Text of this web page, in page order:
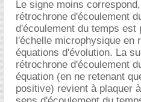
Le signe moins
rétrochrone d'écoulement
d'écoulement du temps est
l'échelle microphysique en
équations d'évolution. La
rétrochrone d'écoulement
équation (en ne retenant
positive) revient à plaquer